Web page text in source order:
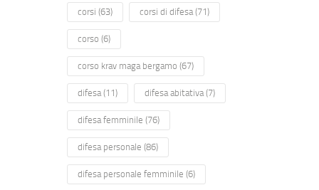
corsi (63) corsi di difesa(71)
corso (6)
corso krav maga bergamo (67)
difesa(11) difesa abitativa(7)
difesa femminile (76)
difesa personale (86)
difesa personale femminile (6)